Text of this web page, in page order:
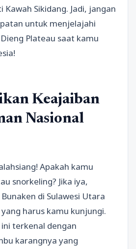
Kawah Sikidang. Jadi, jangan
untuk menjelajahi
Plateau saat kamu
Keajaiban
Nasional
Apakah kamu
snorkeling? Jika iya,
di Sulawesi Utara
harus kamu kunjungi.
terkenal dengan
karangnya yang